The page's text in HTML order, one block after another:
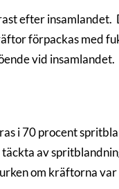
efter
förpackas med
vid insamlandet.
i 70 procent
av
om kräftorna